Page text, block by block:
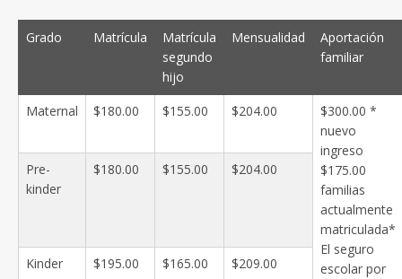
Grado Matrícula
Matrícula
segundo
hijo
Mensualidad
Aportación
familiar
Maternal $180.00 $155.00 $204.00
$300.00 *
nuevo
ingreso
$175.00
familias
actualmente
matriculada*
El seguro
escolar por
Pre-
kinder
$180.00 $155.00 $204.00
Kinder $195.00 $165.00 $209.00